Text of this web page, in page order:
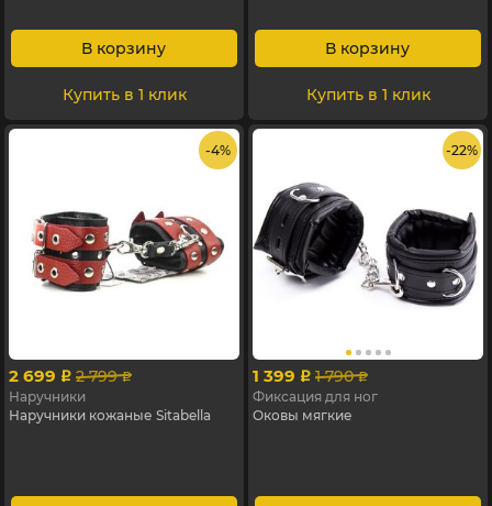
В корзину
Купить в 1 клик
В корзину
Купить в 1 клик
- 4%
2 699 p 2 799 p
Наручники
Наручники кожаные Sitabella
- 22%
1 399 p 1 790 p
Фиксация для ног
Оковы мягкие